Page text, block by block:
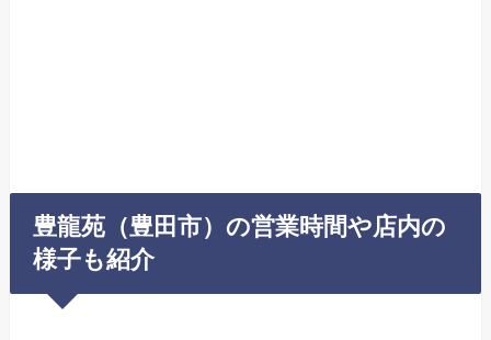
豊龍苑（豊田市）の営業時間や店内の
様子も紹介